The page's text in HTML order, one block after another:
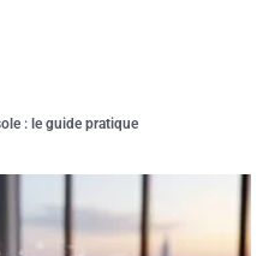
: le guide pratique